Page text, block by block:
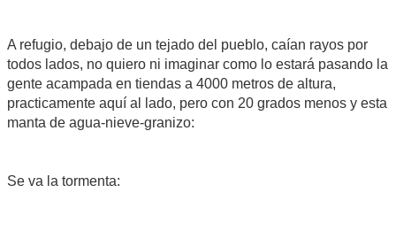
A refugio, debajo de un tejado del pueblo, caían rayos por
todos lados, no quiero ni imaginar como lo estará pasando la
gente acampada en tiendas a 4000 metros de altura,
practicamente aquí al lado, pero con 20 grados menos y esta
manta de agua-nieve-granizo:
Se va la tormenta: